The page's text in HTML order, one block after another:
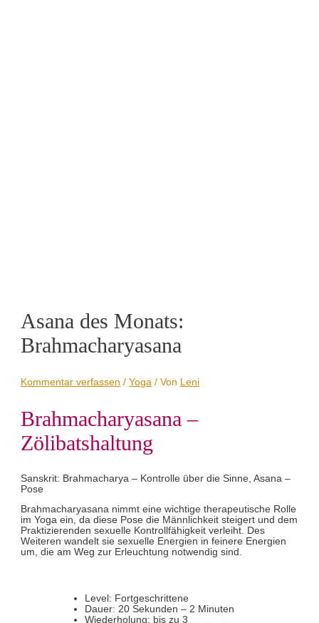
Asana des Monats:
Brahmacharyasana
Kommentar verfassen /Yoga / Von Leni
Brahmacharyasana –
Zölibatshaltung
Sanskrit: Brahmacharya– Kontrolle über die Sinne, Asana –
Pose
Brahmacharyasana nimmt eine wichtige therapeutische Rolle
im Yoga ein, da diese Pose die Männlichkeit steigert und dem
Praktizierenden sexuelle Kontrollfähigkeit verleiht. Des
Weiteren wandelt sie sexuelle Energien in feinere Energien
um, die am Weg zur Erleuchtung notwendig sind.
Level: Fortgeschrittene
Dauer: 20 Sekunden – 2 Minuten
Wiederholung: bis zu 3